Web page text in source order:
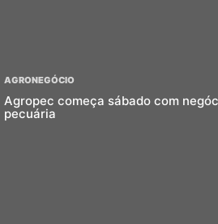
AGRONEGÓCIO
Agropec começa sábado com
pecuária